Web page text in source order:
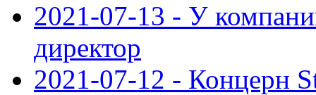
2021-07-13 - У
директор
2021-07-12 - Концерн